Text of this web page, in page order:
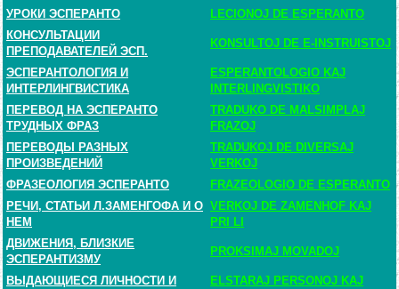
УРОКИ ЭСПЕРАНТО
LECIONOJ DE ESPERANTO
КОНСУЛЬТАЦИИ
ПРЕПОДАВАТЕЛЕЙ ЭСП.
KONSULTOJ DE E-INSTRUISTOJ
ЭСПЕРАНТОЛОГИЯ И
ИНТЕРЛИНГВИСТИКА
ESPERANTOLOGIO KAJ
INTERLINGVISTIKO
ПЕРЕВОД НА ЭСПЕРАНТО
ТРУДНЫХ ФРАЗ
TRADUKO DE MALSIMPLAJ
FRAZOJ
ПЕРЕВОДЫ РАЗНЫХ
ПРОИЗВЕДЕНИЙ
TRADUKOJ DE DIVERSAJ
VERKOJ
ФРАЗЕОЛОГИЯ ЭСПЕРАНТО
FRAZEOLOGIO DE ESPERANTO
РЕЧИ, СТАТЬИ Л.ЗАМЕНГОФА И О
НЕМ
VERKOJ DE ZAMENHOF KAJ
PRI LI
ДВИЖЕНИЯ, БЛИЗКИЕ
ЭСПЕРАНТИЗМУ
PROKSIMAJ MOVADOJ
ВЫДАЮЩИЕСЯ ЛИЧНОСТИ И
ELSTARAJ PERSONOJ KAJ